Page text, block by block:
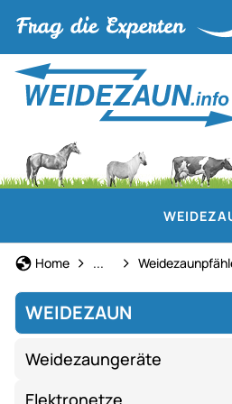
Home Weidezaun
...
WEIDEZAUN
Weidezaungeräte
Elektronetze